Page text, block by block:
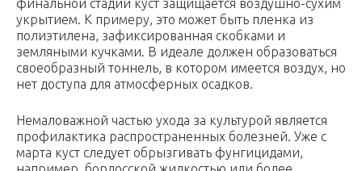
финальной стадии куст защищается воздушно-сухим
укрытием. К примеру, это может быть пленка из
полиэтилена, зафиксированная скобками и
земляными кучками. В идеале должен образоваться
своеобразный тоннель, в котором имеется воздух, но
нет доступа для атмосферных осадков.
Немаловажной частью ухода за культурой является
профилактика распространенных болезней. Уже с
марта куст следует обрызгивать фунгицидами,